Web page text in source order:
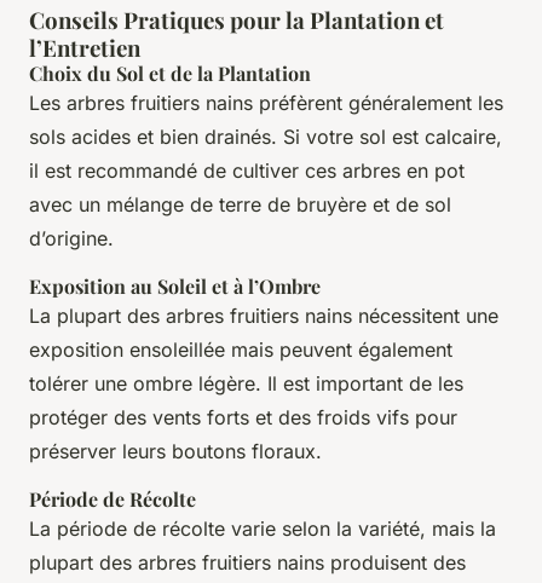
Conseils Pratiques pour la Plantation et
l’Entretien
Choix du Sol et de la Plantation
Les arbres fruitiers nains préfèrent généralement les
sols acides et bien drainés. Si votre sol est calcaire,
il est recommandé de cultiver ces arbres en pot
avec un mélange de terre de bruyère et de sol
d’origine.
Exposition au Soleil et à l’Ombre
La plupart des arbres fruitiers nains nécessitent une
exposition ensoleillée mais peuvent également
tolérer une ombre légère. Il est important de les
protéger des vents forts et des froids vifs pour
préserver leurs boutons floraux.
Période de Récolte
La période de récolte varie selon la variété, mais la
plupart des arbres fruitiers nains produisent des